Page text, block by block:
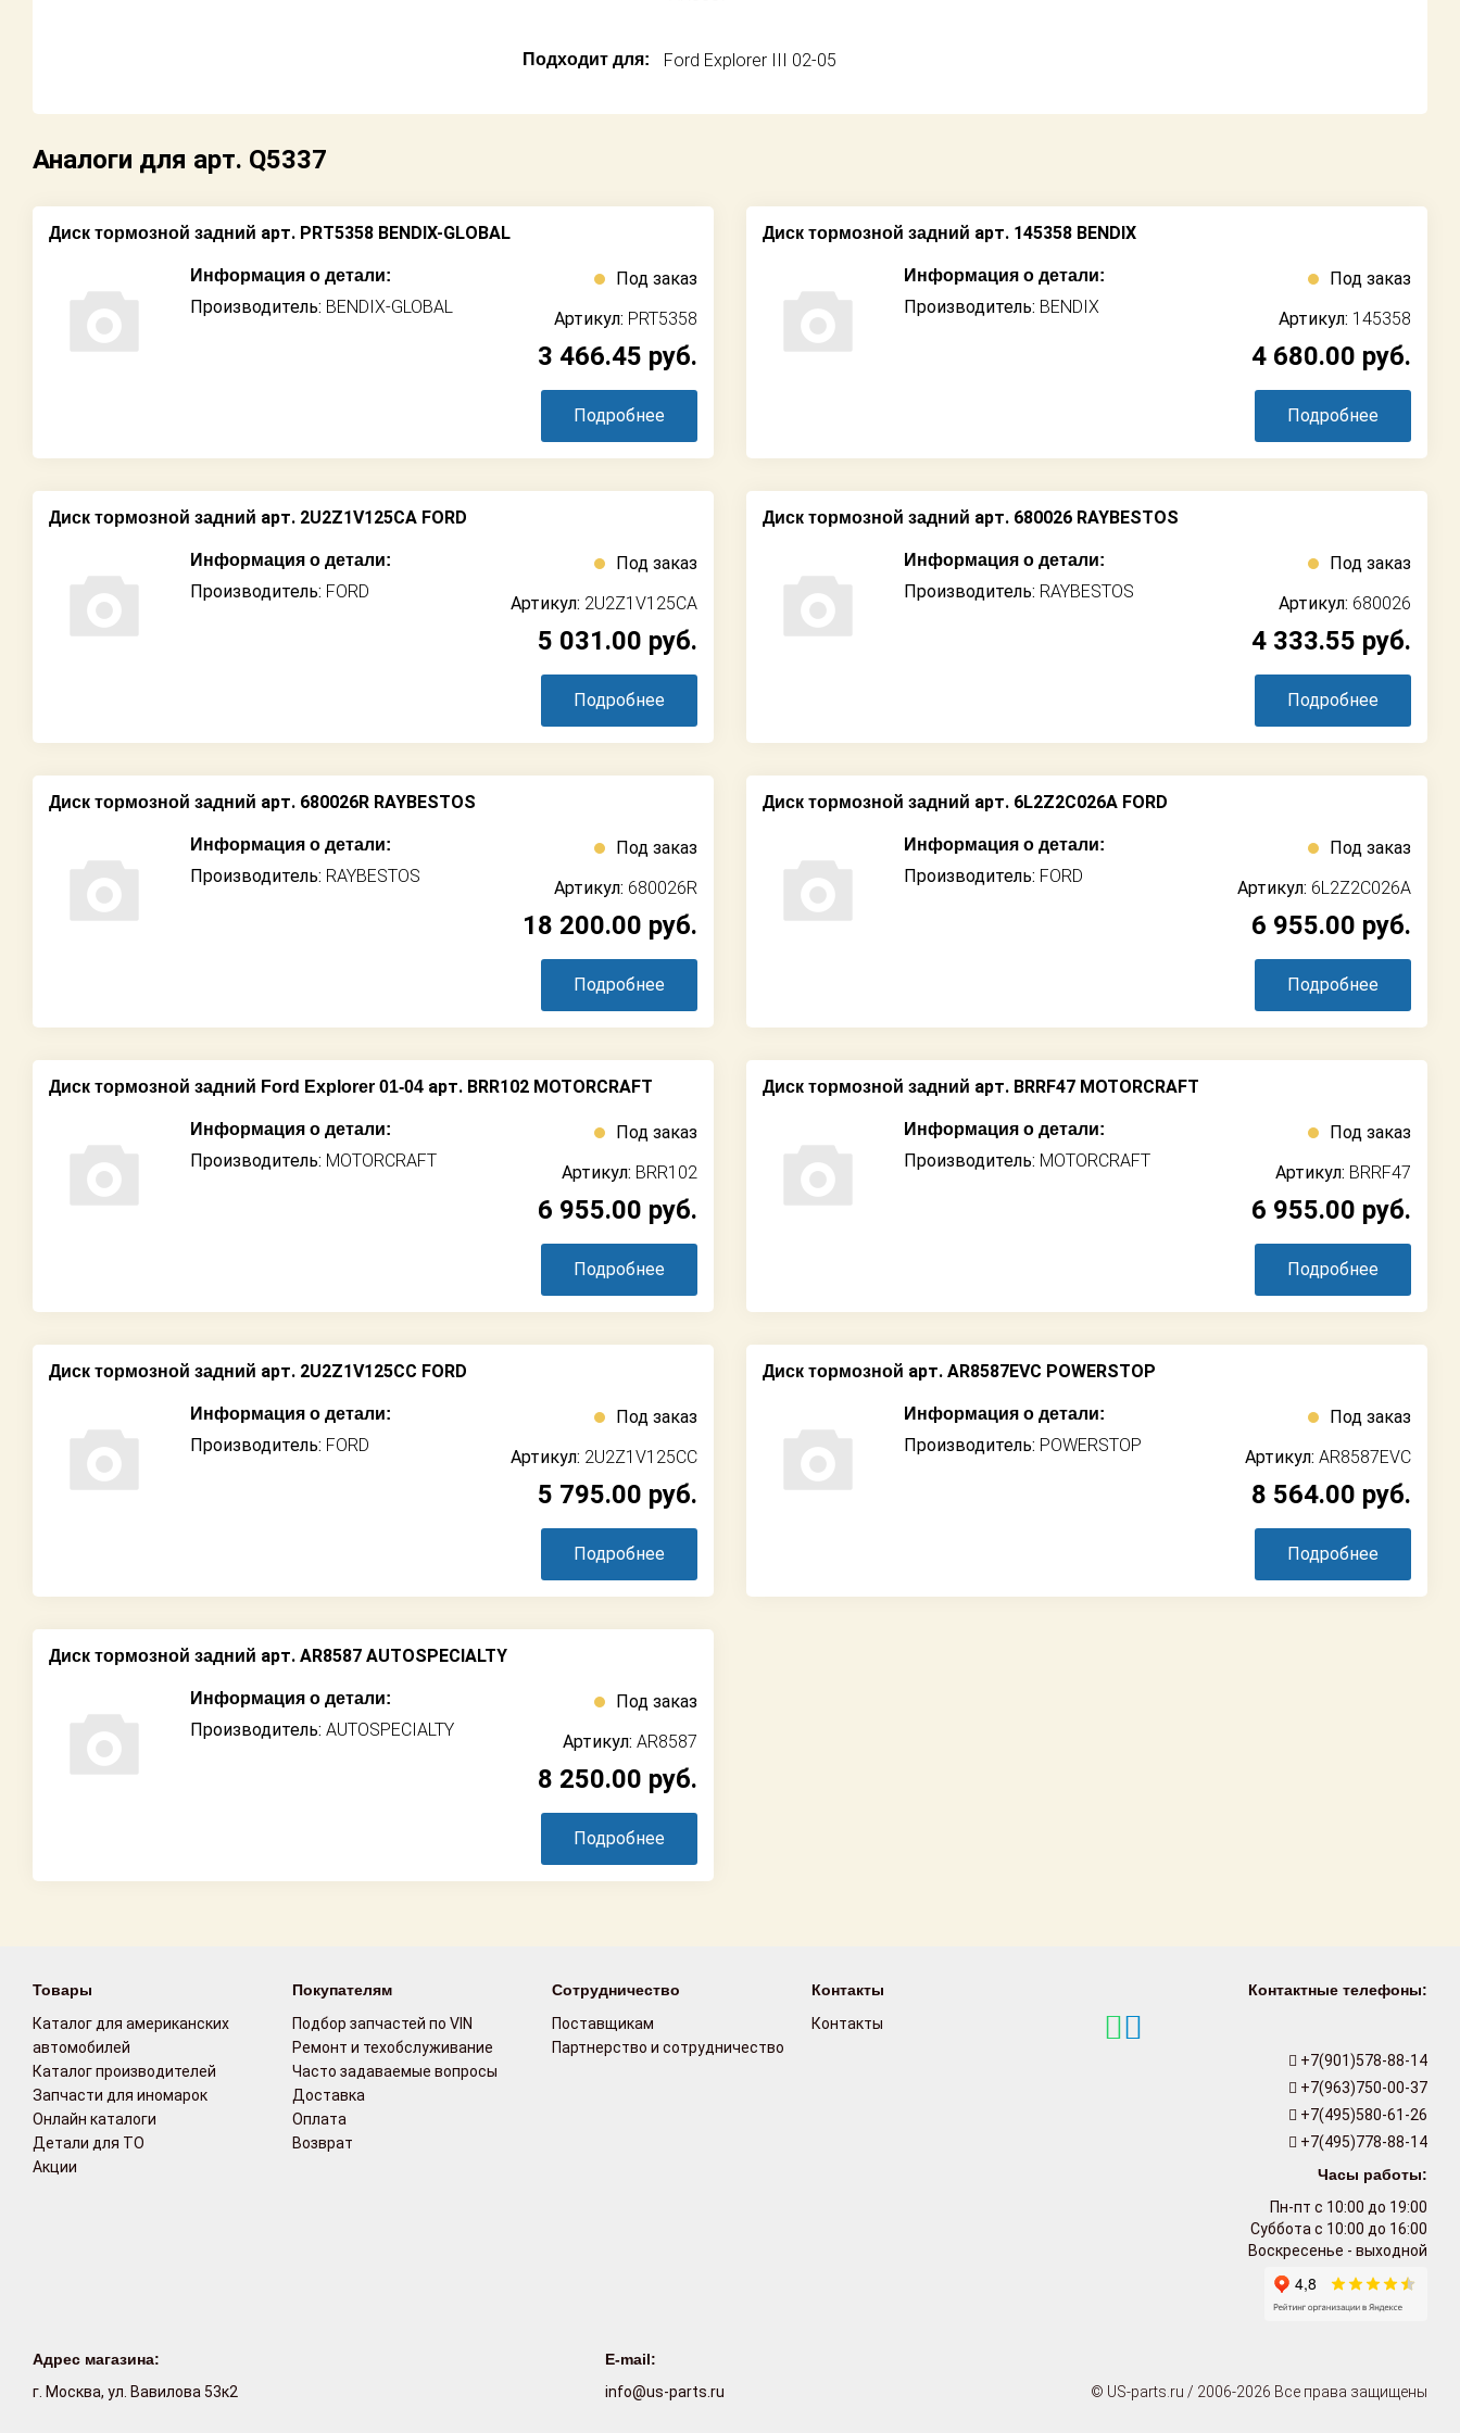
сотрудничество
Акции
Подходит для: Ford Explorer III 02-05
Аналоги для арт. Q5337
Диск тормозной задний арт. PRT5358 BENDIX-GLOBAL
Информация о детали:
Производитель: BENDIX-GLOBAL
Под заказ
Артикул: PRT5358
3 466.45 руб.
Подробнее
Диск тормозной задний арт. 145358 BENDIX
Информация о детали:
Производитель: BENDIX
Под заказ
Артикул: 145358
4 680.00 руб.
Подробнее
Диск тормозной задний арт. 2U2Z1V125CA FORD
Информация о детали:
Производитель: FORD
Под заказ
Артикул: 2U2Z1V125CA
5 031.00 руб.
Подробнее
Диск тормозной задний арт. 680026 RAYBESTOS
Информация о детали:
Производитель: RAYBESTOS
Под заказ
Артикул: 680026
4 333.55 руб.
Подробнее
Диск тормозной задний арт. 680026R RAYBESTOS
Информация о детали:
Производитель: RAYBESTOS
Под заказ
Артикул: 680026R
18 200.00 руб.
Подробнее
Диск тормозной задний арт. 6L2Z2C026A FORD
Информация о детали:
Производитель: FORD
Под заказ
Артикул: 6L2Z2C026A
6 955.00 руб.
Подробнее
Диск тормозной задний Ford Explorer 01-04 арт. BRR102 MOTORCRAFT
Информация о детали:
Производитель: MOTORCRAFT
Под заказ
Артикул: BRR102
6 955.00 руб.
Подробнее
Диск тормозной задний арт. BRRF47 MOTORCRAFT
Информация о детали:
Производитель: MOTORCRAFT
Под заказ
Артикул: BRRF47
6 955.00 руб.
Подробнее
Диск тормозной задний арт. 2U2Z1V125CC FORD
Информация о детали:
Производитель: FORD
Под заказ
Артикул: 2U2Z1V125CC
5 795.00 руб.
Подробнее
Диск тормозной арт. AR8587EVC POWERSTOP
Информация о детали:
Производитель: POWERSTOP
Под заказ
Артикул: AR8587EVC
8 564.00 руб.
Подробнее
Диск тормозной задний арт. AR8587 AUTOSPECIALTY
Информация о детали:
Производитель: AUTOSPECIALTY
Под заказ
Артикул: AR8587
8 250.00 руб.
Подробнее
Товары
Каталог для американских
автомобилей
Каталог производителей
Запчасти для иномарок
Онлайн каталоги
Детали для ТО
Акции
Покупателям
Подбор запчастей по VIN
Ремонт и техобслуживание
Часто задаваемые вопросы
Доставка
Оплата
Возврат
Сотрудничество
Поставщикам
Партнерство и сотрудничество
Контакты
Контакты
Контактные телефоны:
+7(901)578-88-14
+7(963)750-00-37
+7(495)580-61-26
+7(495)778-88-14
Часы работы:
Пн-пт с 10:00 до 19:00
Суббота с 10:00 до 16:00
Воскресенье - выходной
Адрес магазина:
г. Москва, ул. Вавилова 53к2
E-mail:
info@us-parts.ru
© US-parts.ru / 2006-2026 Все права защищены